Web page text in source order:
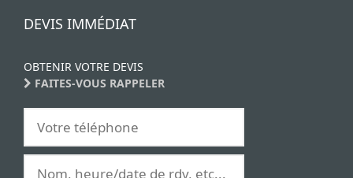
DEVIS IMMÉDIAT
OBTENIR VOTRE DEVIS
FAITES-VOUS RAPPELER